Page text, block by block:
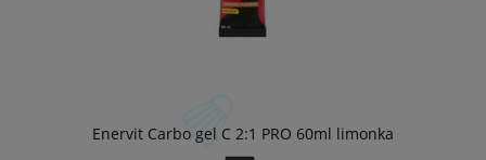
Enervit Carbo gel C 2:1 PRO 60ml limonka